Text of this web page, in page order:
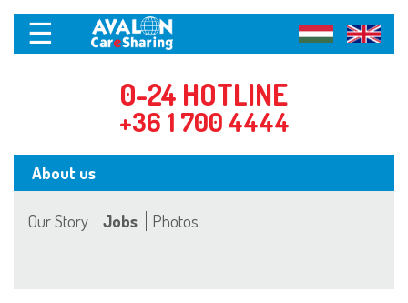
☰
0-24 HOTLINE
+36 1 700 4444
About us
Our Story Jobs Photos